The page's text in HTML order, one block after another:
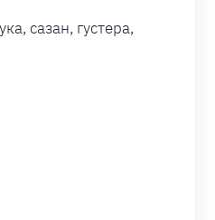
сазан, густера,